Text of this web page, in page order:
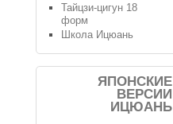
Тайцзи-цигун 18
форм
Школа Ицюань
ЯПОНСКИЕ
ВЕРСИИ
ИЦЮАНЬ